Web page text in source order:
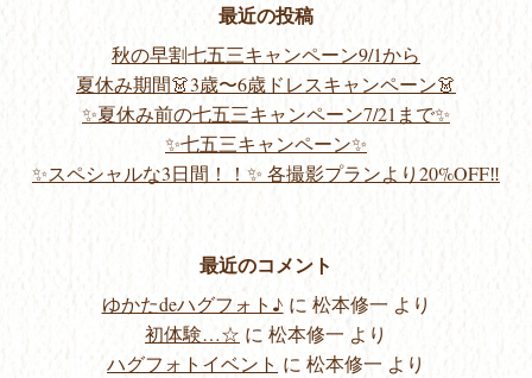
最近の投稿
秋の早割七五三キャンペーン9/1から
夏休み期間👗3歳〜6歳ドレスキャンペーン👗
✨夏休み前の七五三キャンペーン7/21まで✨
✨七五三キャンペーン✨
✨スペシャルな3日間！！✨ 各撮影プランより20%OFF‼️
最近のコメント
ゆかたdeハグフォト♪ に 松本修一 より
初体験…☆ に 松本修一 より
ハグフォトイベント に 松本修一 より